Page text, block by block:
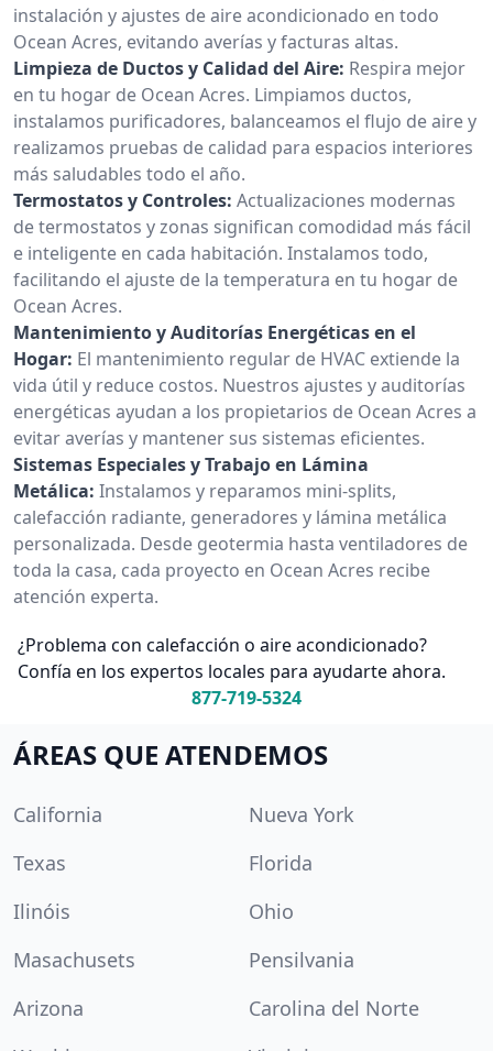
instalación y ajustes de aire acondicionado en todo
Ocean Acres, evitando averías y facturas altas.
Limpieza de Ductos y Calidad del Aire: Respira mejor
en tu hogar de Ocean Acres. Limpiamos ductos,
instalamos purificadores, balanceamos el flujo de aire y
realizamos pruebas de calidad para espacios interiores
más saludables todo el año.
Termostatos y Controles: Actualizaciones modernas
de termostatos y zonas significan comodidad más fácil
e inteligente en cada habitación. Instalamos todo,
facilitando el ajuste de la temperatura en tu hogar de
Ocean Acres.
Mantenimiento y Auditorías Energéticas en el
Hogar: El mantenimiento regular de HVAC extiende la
vida útil y reduce costos. Nuestros ajustes y auditorías
energéticas ayudan a los propietarios de Ocean Acres a
evitar averías y mantener sus sistemas eficientes.
Sistemas Especiales y Trabajo en Lámina
Metálica: Instalamos y reparamos mini-splits,
calefacción radiante, generadores y lámina metálica
personalizada. Desde geotermia hasta ventiladores de
toda la casa, cada proyecto en Ocean Acres recibe
atención experta.
¿Problema con calefacción o aire acondicionado?
Confía en los expertos locales para ayudarte ahora.
877-719-5324
ÁREAS QUE ATENDEMOS
California
Nueva York
Texas
Florida
Ilinóis
Ohio
Masachusets
Pensilvania
Arizona
Carolina del Norte